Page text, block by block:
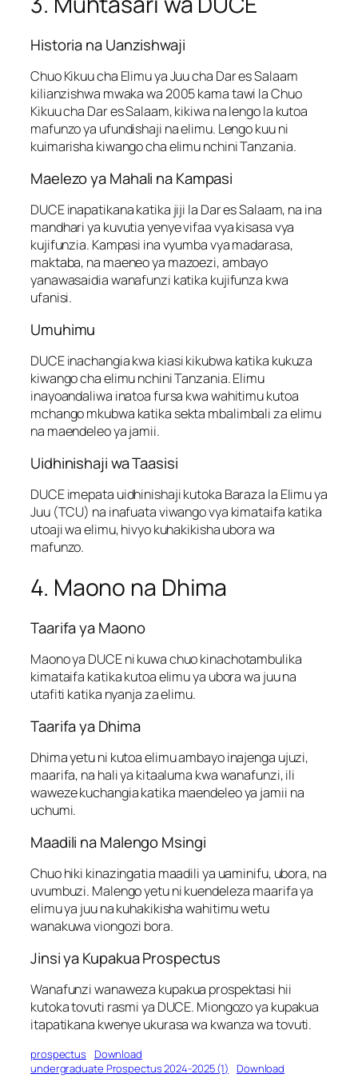
Historia na Uanzishwaji
Chuo Kikuu cha Elimu ya Juu cha Dar es Salaam
kilianzishwa mwaka wa 2005 kama tawi la Chuo
Kikuu cha Dar es Salaam, kikiwa na lengo la kutoa
mafunzo ya ufundishaji na elimu. Lengo kuu ni
kuimarisha kiwango cha elimu nchini Tanzania.
Maelezo ya Mahali na Kampasi
DUCE inapatikana katika jiji la Dar es Salaam, na ina
mandhari ya kuvutia yenye vifaa vya kisasa vya
kujifunzia. Kampasi ina vyumba vya madarasa,
maktaba, na maeneo ya mazoezi, ambayo
yanawasaidia wanafunzi katika kujifunza kwa
ufanisi.
Umuhimu
DUCE inachangia kwa kiasi kikubwa katika kukuza
kiwango cha elimu nchini Tanzania. Elimu
inayoandaliwa inatoa fursa kwa wahitimu kutoa
mchango mkubwa katika sekta mbalimbali za elimu
na maendeleo ya jamii.
Uidhinishaji wa Taasisi
DUCE imepata uidhinishaji kutoka Baraza la Elimu ya
Juu (TCU) na inafuata viwango vya kimataifa katika
utoaji wa elimu, hivyo kuhakikisha ubora wa
mafunzo.
4. Maono na Dhima
Taarifa ya Maono
Maono ya DUCE ni kuwa chuo kinachotambulika
kimataifa katika kutoa elimu ya ubora wa juu na
utafiti katika nyanja za elimu.
Taarifa ya Dhima
Dhima yetu ni kutoa elimu ambayo inajenga ujuzi,
maarifa, na hali ya kitaaluma kwa wanafunzi, ili
waweze kuchangia katika maendeleo ya jamii na
uchumi.
Maadili na Malengo Msingi
Chuo hiki kinazingatia maadili ya uaminifu, ubora, na
uvumbuzi. Malengo yetu ni kuendeleza maarifa ya
elimu ya juu na kuhakikisha wahitimu wetu
wanakuwa viongozi bora.
Jinsi ya Kupakua Prospectus
Wanafunzi wanaweza kupakua prospektasi hii
kutoka tovuti rasmi ya DUCE. Miongozo ya kupakua
itapatikana kwenye ukurasa wa kwanza wa tovuti.
prospectus Download
undergraduate Prospectus 2024-2025 (1)
Download